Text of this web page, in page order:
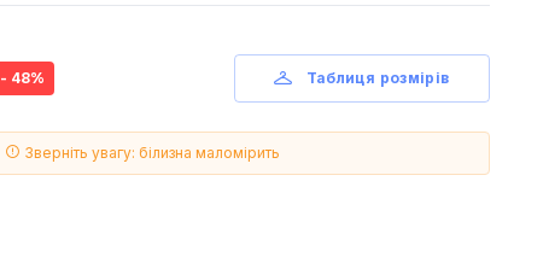
- 48% Таблиця розмірів
Зверніть увагу: білизна маломірить